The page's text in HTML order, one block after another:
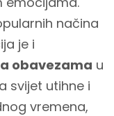
načina
je i
obavezama u
svijet utihne i
vremena,